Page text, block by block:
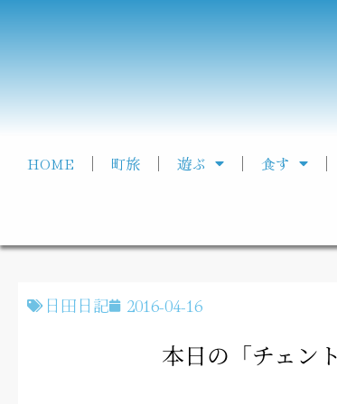
HOME 町旅 遊ぶ 食す
日田日記 2016-04-16
本日の「チェン